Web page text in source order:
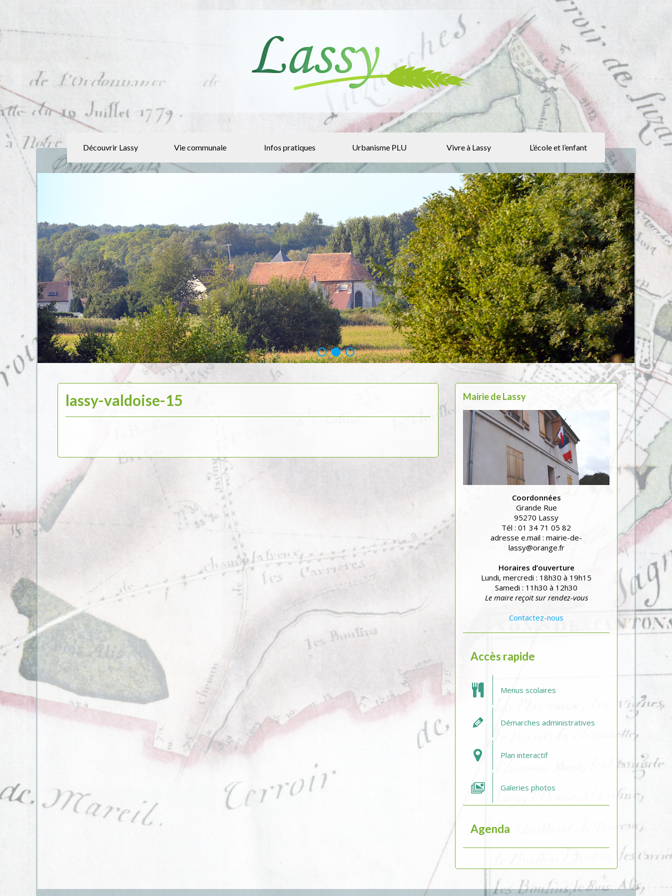
Découvrir Lassy Vie communale Infos pratiques Urbanisme PLU Vivre à Lassy L’école et l’enfant
lassy-valdoise-15 Mairie de Lassy
Coordonnées
Grande Rue
95270 Lassy
Tél : 01 34 71 05 82
adresse e.mail : mairie-de-
lassy@orange.fr
Horaires d’ouverture
Lundi, mercredi : 18h30 à 19h15
Samedi : 11h30 à 12h30
Le maire reçoit sur rendez-vous
Contactez-nous
Accès rapide
Menus scolaires
Démarches administratives
Plan interactif
Galeries photos
Agenda